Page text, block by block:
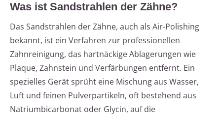
Was ist Sandstrahlen der Zähne?
Das Sandstrahlen der Zähne, auch als Air-Polishing
bekannt, ist ein Verfahren zur professionellen
Zahnreinigung, das hartnäckige Ablagerungen wie
Plaque, Zahnstein und Verfärbungen entfernt. Ein
spezielles Gerät sprüht eine Mischung aus Wasser,
Luft und feinen Pulverpartikeln, oft bestehend aus
Natriumbicarbonat oder Glycin, auf die